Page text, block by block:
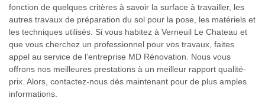
fonction de quelques critères à savoir la surface à travailler, les
autres travaux de préparation du sol pour la pose, les matériels et
les techniques utilisés. Si vous habitez à Verneuil Le Chateau et
que vous cherchez un professionnel pour vos travaux, faites
appel au service de l’entreprise MD Rénovation. Nous vous
offrons nos meilleures prestations à un meilleur rapport qualité-
prix. Alors, contactez-nous dès maintenant pour de plus amples
informations.